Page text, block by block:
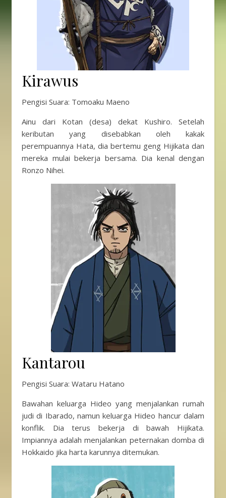
Kirawus
Pengisi Suara: Tomoaku Maeno
Ainu dari Kotan (desa) dekat Kushiro. Setelah
keributan yang disebabkan oleh kakak
perempuannya Hata, dia bertemu geng Hijikata dan
mereka mulai bekerja bersama. Dia kenal dengan
Ronzo Nihei.
Kantarou
Pengisi Suara: Wataru Hatano
Bawahan keluarga Hideo yang menjalankan rumah
judi di Ibarado, namun keluarga Hideo hancur dalam
konflik. Dia terus bekerja di bawah Hijikata.
Impiannya adalah menjalankan peternakan domba di
Hokkaido jika harta karunnya ditemukan.